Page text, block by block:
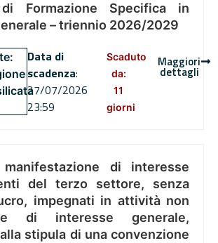
Formazione Specifica in
– triennio 2026/2029
Data di
scadenza:
27/07/2026
23:59
Scaduto
da:
11
giorni
Maggiori
dettagli
di interesse
del terzo settore, senza
impegnati in attività non
di interesse generale,
stipula di una convenzione